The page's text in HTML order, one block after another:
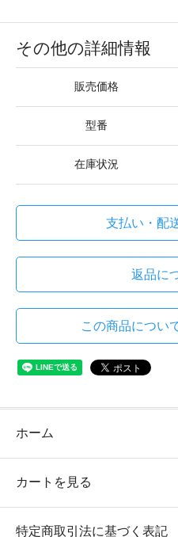
その他の詳細情報
販売価格
型番
在庫状況
支払い・配
返品に
この商品につい
ホーム
カートを見る
特定商取引法に基づく表記